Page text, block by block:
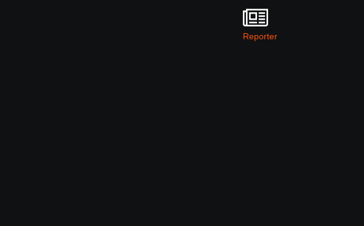
Reporter